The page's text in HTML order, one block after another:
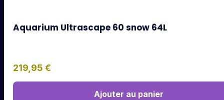
Aquarium Ultrascape 60 snow 64L
219,95 €
Ajouter au panier